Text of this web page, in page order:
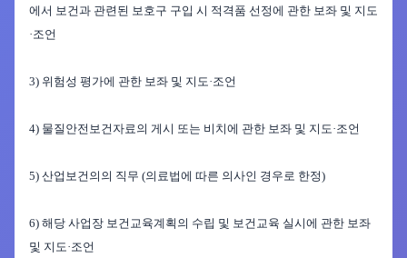
에서 보건과 관련된 보호구 구입 시 적격품 선정에 관한 보좌 및 지도
·조언
3) 위험성 평가에 관한 보좌 및 지도·조언
4) 물질안전보건자료의 게시 또는 비치에 관한 보좌 및 지도·조언
5) 산업보건의의 직무 (의료법에 따른 의사인 경우로 한정)
6) 해당 사업장 보건교육계획의 수립 및 보건교육 실시에 관한 보좌
및 지도·조언